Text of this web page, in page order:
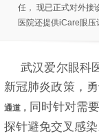
任， 现已正式对外接
医院还提供iCare眼
武汉爱尔眼科
新冠肺炎政策，
通道， 同时针对需
探针避免交叉感染